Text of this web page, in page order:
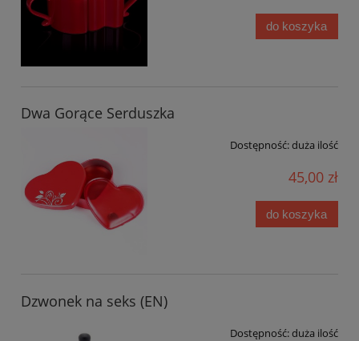
do koszyka
Dwa Gorące Serduszka
Dostępność:duża ilość
45,00 zł
do koszyka
Dzwonek na seks (EN)
Dostępność:duża ilość